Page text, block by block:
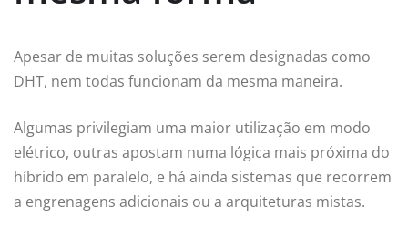
Apesar de muitas soluções serem designadas como
DHT, nem todas funcionam da mesma maneira.
Algumas privilegiam uma maior utilização em modo
elétrico, outras apostam numa lógica mais próxima do
híbrido em paralelo, e há ainda sistemas que recorrem
a engrenagens adicionais ou a arquiteturas mistas.